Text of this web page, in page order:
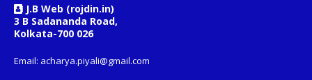
J.B Web (rojdin.in)
3 B Sadananda Road,
Kolkata-700 026
Email: acharya.piyali@gmail.com